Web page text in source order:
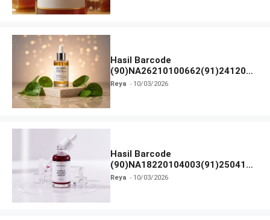
Hasil Barcode
(90)NA26210100662(91)241203
dan Izin BPOM
Reya 10/03/2026
Hasil Barcode
(90)NA18220104003(91)250418
dan Izin BPOM
Reya 10/03/2026